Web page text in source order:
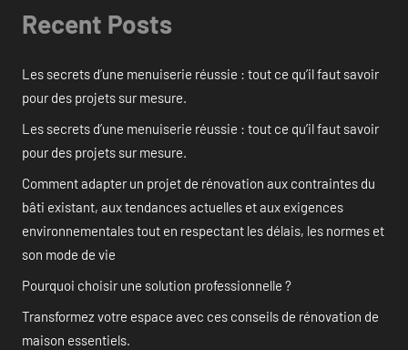
Recent Posts
Les secrets d’une menuiserie réussie : tout ce qu’il faut savoir
pour des projets sur mesure.
Les secrets d’une menuiserie réussie : tout ce qu’il faut savoir
pour des projets sur mesure.
Comment adapter un projet de rénovation aux contraintes du
bâti existant, aux tendances actuelles et aux exigences
environnementales tout en respectant les délais, les normes et
son mode de vie
Pourquoi choisir une solution professionnelle ?
Transformez votre espace avec ces conseils de rénovation de
maison essentiels.